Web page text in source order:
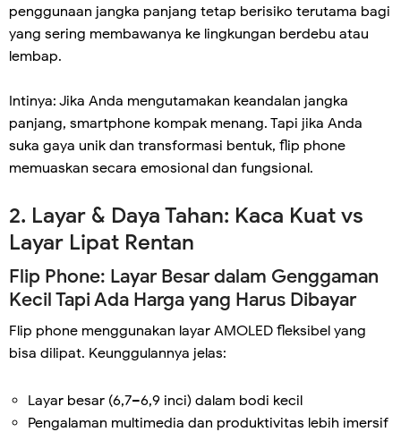
penggunaan jangka panjang tetap berisiko terutama bagi
yang sering membawanya ke lingkungan berdebu atau
lembap.
Intinya: Jika Anda mengutamakan keandalan jangka
panjang, smartphone kompak menang. Tapi jika Anda
suka gaya unik dan transformasi bentuk, flip phone
memuaskan secara emosional dan fungsional.
2. Layar & Daya Tahan: Kaca Kuat vs
Layar Lipat Rentan
Flip Phone: Layar Besar dalam Genggaman
Kecil Tapi Ada Harga yang Harus Dibayar
Flip phone menggunakan layar AMOLED fleksibel yang
bisa dilipat. Keunggulannya jelas:
Layar besar (6,7–6,9 inci) dalam bodi kecil
Pengalaman multimedia dan produktivitas lebih imersif